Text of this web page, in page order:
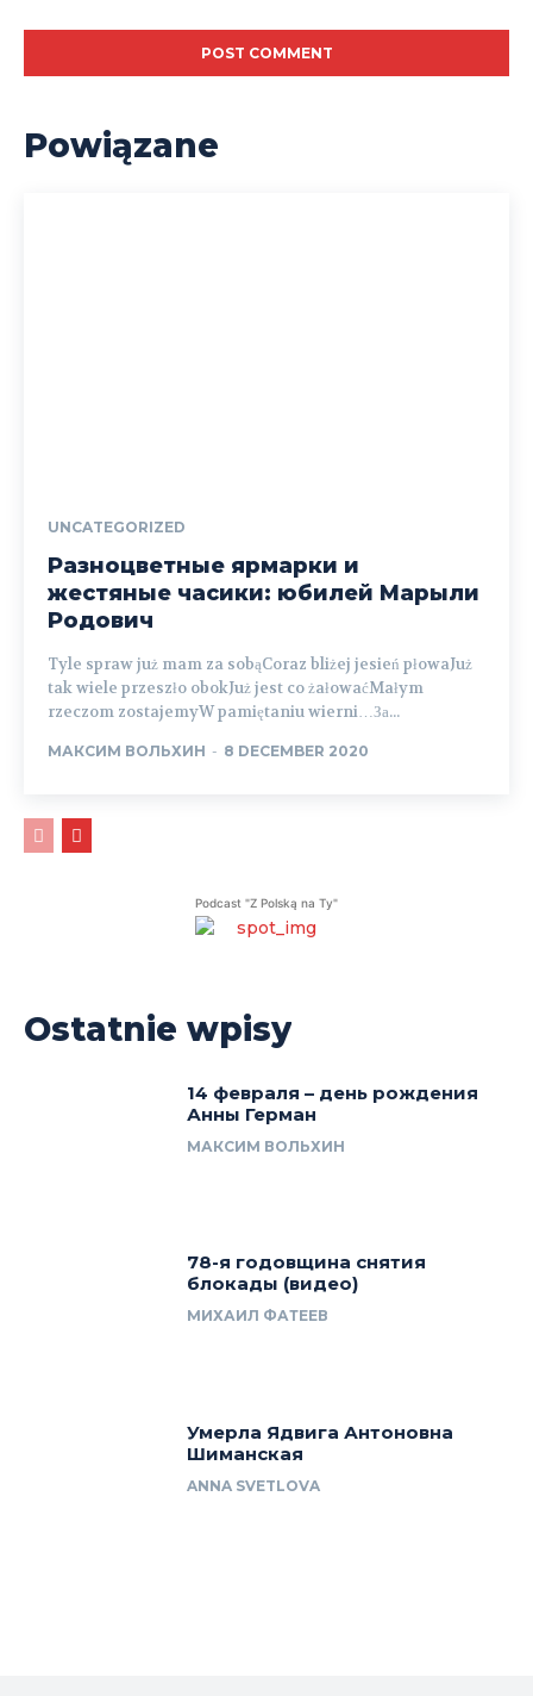
Powiązane
UNCATEGORIZED
Разноцветные ярмарки и
жестяные часики: юбилей Марыли
Родович
Tyle spraw już mam za sobąCoraz bliżej jesień płowaJuż
tak wiele przeszło obokJuż jest co żałowaćMałym
rzeczom zostajemyW pamiętaniu wierni…За...
МАКСИМ ВОЛЬХИН - 8 DECEMBER 2020
Podcast "Z Polską na Ty"
Ostatnie wpisy
14 февраля – день рождения
Анны Герман
МАКСИМ ВОЛЬХИН
78-я годовщина снятия
блокады (видео)
МИХАИЛ ФАТЕЕВ
Умерла Ядвига Антоновна
Шиманская
ANNA SVETLOVA